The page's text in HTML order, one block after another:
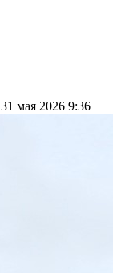
31 мая 2026 9:36